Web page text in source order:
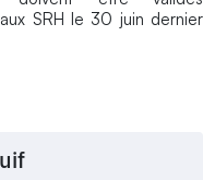
SRH le 30 juin dernier